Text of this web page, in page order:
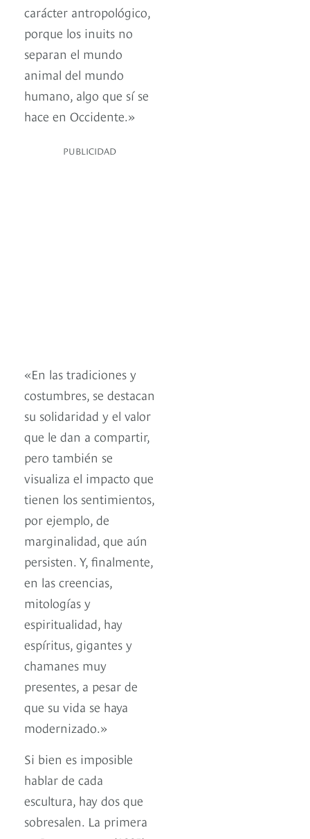
carácter antropológico,
porque los inuits no
separan el mundo
animal del mundo
humano, algo que sí se
hace en Occidente.»
PUBLICIDAD
«En las tradiciones y
costumbres, se destacan
su solidaridad y el valor
que le dan a compartir,
pero también se
visualiza el impacto que
tienen los sentimientos,
por ejemplo, de
marginalidad, que aún
persisten. Y, finalmente,
en las creencias,
mitologías y
espiritualidad, hay
espíritus, gigantes y
chamanes muy
presentes, a pesar de
que su vida se haya
modernizado.»
Si bien es imposible
hablar de cada
escultura, hay dos que
sobresalen. La primera